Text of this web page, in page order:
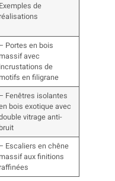
Exemples de
réalisations
Portes en bois
avec
incrustations de
en filigrane
Fenêtres isolantes
bois exotique avec
vitrage anti-
bruit
Escaliers en chêne
aux finitions